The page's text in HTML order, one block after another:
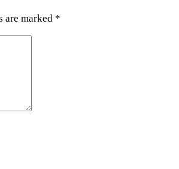
are marked *